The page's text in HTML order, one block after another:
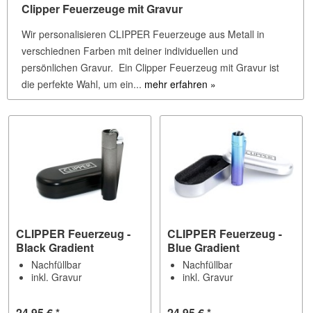
Clipper Feuerzeuge mit Gravur
Wir personalisieren CLIPPER Feuerzeuge aus Metall in
verschiednen Farben mit deiner individuellen und
persönlichen Gravur. Ein Clipper Feuerzeug mit Gravur ist
die perfekte Wahl, um ein... mehr erfahren »
CLIPPER Feuerzeug -
Black Gradient
Nachfüllbar
inkl. Gravur
CLIPPER Feuerzeug -
Blue Gradient
Nachfüllbar
inkl. Gravur